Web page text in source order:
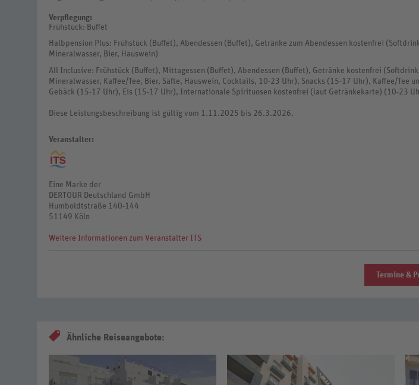
Verpflegung:
Frühstück: Buffet
Halbpension Plus: Frühstück (Buffet), Abendessen (Buffet), Getränke zum Abendessen kostenfrei
Mineralwasser, Bier, Hauswein)
All Inclusive: Frühstück (Buffet), Mittagessen (Buffet), Abendessen (Buffet), Getränke kostenfrei
Mineralwasser, Kaffee/Tee, Bier, Säfte, Hauswein, Cocktails, 10-23 Uhr), Snacks (15-17 Uhr), Kaffee/Tee
Gebäck (15-17 Uhr), Eis (15-17 Uhr), Internationale Spirituosen kostenfrei (laut Getränkekarte) (10-23
Diese Leistungsbeschreibung ist gültig vom 1.11.2025 bis 26.3.2026.
Veranstalter:
Eine Marke der
DERTOUR Deutschland GmbH
Humboldtstraße 140-144
51149 Köln
Weitere Informationen zum Veranstalter ITS
Termine &
Ähnliche Reiseangebote: